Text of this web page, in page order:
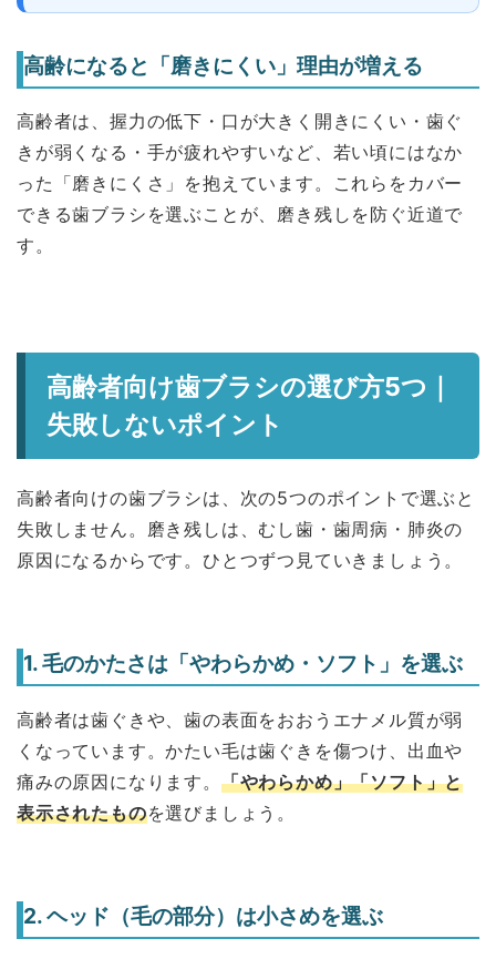
高齢になると「磨きにくい」理由が増える
高齢者は、握力の低下・口が大きく開きにくい・歯ぐ
きが弱くなる・手が疲れやすいなど、若い頃にはなか
った「磨きにくさ」を抱えています。これらをカバー
できる歯ブラシを選ぶことが、磨き残しを防ぐ近道で
す。
高齢者向け歯ブラシの選び方5つ｜
失敗しないポイント
高齢者向けの歯ブラシは、次の5つのポイントで選ぶと
失敗しません。磨き残しは、むし歯・歯周病・肺炎の
原因になるからです。ひとつずつ見ていきましょう。
1. 毛のかたさは「やわらかめ・ソフト」を選ぶ
高齢者は歯ぐきや、歯の表面をおおうエナメル質が弱
くなっています。かたい毛は歯ぐきを傷つけ、出血や
痛みの原因になります。 「やわらかめ」「ソフト」と
表示されたものを選びましょう。
2. ヘッド（毛の部分）は小さめを選ぶ